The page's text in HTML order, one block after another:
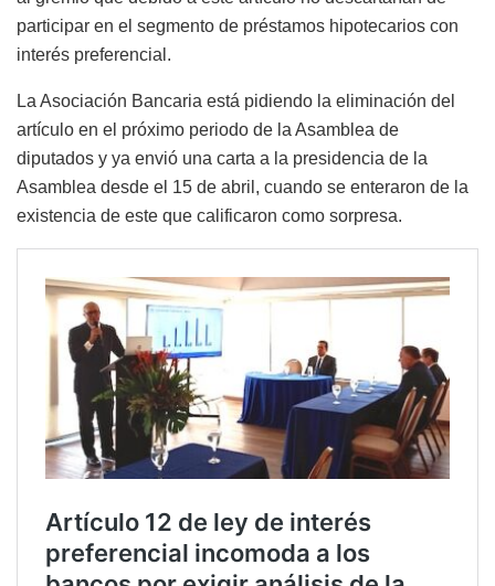
participar en el segmento de préstamos hipotecarios con
interés preferencial.
La Asociación Bancaria está pidiendo la eliminación del
artículo en el próximo periodo de la Asamblea de
diputados y ya envió una carta a la presidencia de la
Asamblea desde el 15 de abril, cuando se enteraron de la
existencia de este que calificaron como sorpresa.